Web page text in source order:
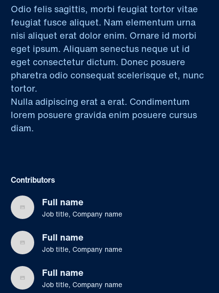
Contributors
Full name
Job title, Company name
Full name
Job title, Company name
Full name
Job title, Company name
Odio felis sagittis, morbi feugiat tortor vitae
feugiat fusce aliquet. Nam elementum urna
nisi aliquet erat dolor enim. Ornare id morbi
eget ipsum. Aliquam senectus neque ut id
eget consectetur dictum. Donec posuere
pharetra odio consequat scelerisque et, nunc
tortor.
Nulla adipiscing erat a erat. Condimentum
lorem posuere gravida enim posuere cursus
diam.